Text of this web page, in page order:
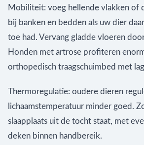
Mobiliteit: voeg hellende vlakken of
bij banken en bedden als uw dier
toe had. Vervang gladde vloeren
Honden met artrose profiteren
orthopedisch traagschuimbed met
Thermoregulatie: oudere dieren
lichaamstemperatuur minder goed.
slaapplaats uit de tocht staat, met
deken binnen handbereik.